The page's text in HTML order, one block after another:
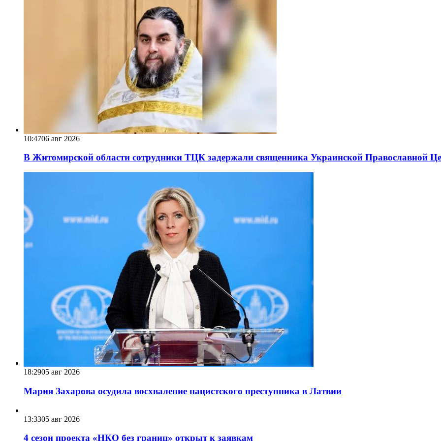
10:4706 авг 2026
В Житомирской области сотрудники ТЦК задержали священника Украинской Православной
18:2905 авг 2026
Мария Захарова осудила восхваление нацистского преступника в Латвии
13:3305 авг 2026
4 сезон проекта «НКО без границ» открыт к заявкам